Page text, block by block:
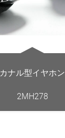
カナル型イヤホン
2MH278